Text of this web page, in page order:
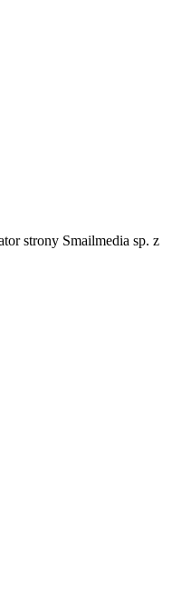
strony Smailmedia sp. z